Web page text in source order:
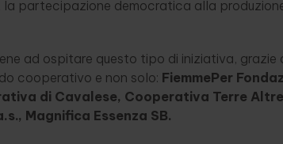
partecipazione democratica alla
ad ospitare questo tipo di iniziativa,
cooperativo e non solo: FiemmePer
di Cavalese, Cooperativa Terre
Magnifica Essenza SB.